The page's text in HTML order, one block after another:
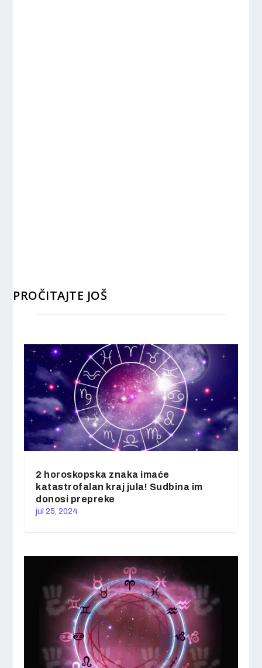
PROČITAJTE JOŠ
2 horoskopska znaka imaće
katastrofalan kraj jula! Sudbina im
donosi prepreke
jul 25, 2024